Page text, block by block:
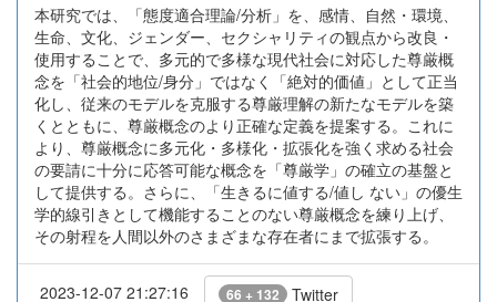
本研究では、「態度適合理論/分析」を、感情、自然・環境、
生命、文化、ジェンダー、セクシャリティの観点から改良・
使用することで、多元的で多様な現代社会に対応した尊厳概
念を「社会的地位/身分」ではなく「絶対的価値」として正当
化し、従来のモデルを克服する尊厳理解の新たなモデルを築
くとともに、尊厳概念のより正確な定義を提案する。これに
より、尊厳概念に多元化・多様化・拡張化を強く求める社会
の要請に十分に応答可能な概念を「尊厳学」の確立の基盤と
して提供する。さらに、「生きるに値する/値し ない」の優生
学的線引きとして機能することのない尊厳概念を練り上げ、
その射程を人間以外のさまざまな存在者にまで拡張する。
2023-12-07 21:27:16 66 + 132 Twitter